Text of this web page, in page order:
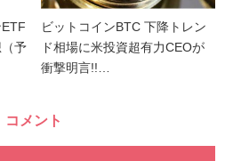
予
ビットコインBTC 下降トレン
ド相場に米投資超有力CEOが
衝撃明言!!…
コメント